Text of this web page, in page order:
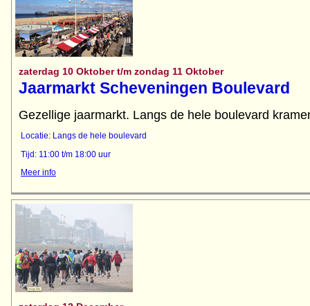
zaterdag 10 Oktober t/m zondag 11 Oktober
Jaarmarkt Scheveningen Boulevard
Gezellige jaarmarkt. Langs de hele boulevard
Locatie: Langs de hele boulevard
Tijd: 11:00 t/m 18:00 uur
Meer info